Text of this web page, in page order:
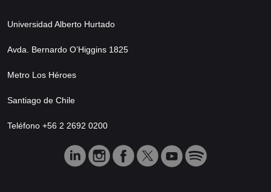
Universidad Alberto Hurtado
Avda. Bernardo O’Higgins 1825
Metro Los Héroes
Santiago de Chile
Teléfono +56 2 2692 0200